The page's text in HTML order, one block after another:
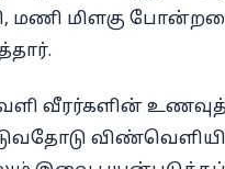
மணி மிளகு
வீரர்களின்